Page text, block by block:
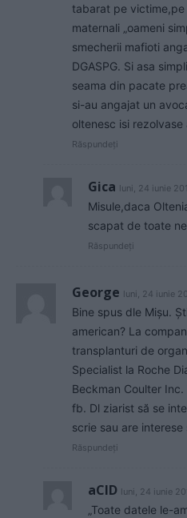
tabarat pe
maternali „oameni
smecherii mafioti
DGASPG. Si asa
seama din pacate
si-au angajat un
oltenesc isi
Răspundeți
Gica luni, 24 iunie
Misule,daca
scapat de toate
Răspundeți
George luni, 24 iunie
Bine spus dle Mișu.
american? La
transplanturi de
Specialist la Roche
Beckman Coulter
fb. Dl ziarist să se
scrie sau are interese
Răspundeți
aCID luni, 24 iunie
„Toate datele le-